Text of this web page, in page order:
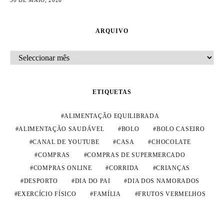
ARQUIVO
ARQUIVO
ETIQUETAS
ALIMENTAÇÃO EQUILIBRADA
ALIMENTAÇÃO SAUDÁVEL
BOLO
BOLO CASEIRO
CANAL DE YOUTUBE
CASA
CHOCOLATE
COMPRAS
COMPRAS DE SUPERMERCADO
COMPRAS ONLINE
CORRIDA
CRIANÇAS
DESPORTO
DIA DO PAI
DIA DOS NAMORADOS
EXERCÍCIO FÍSICO
FAMÍLIA
FRUTOS VERMELHOS